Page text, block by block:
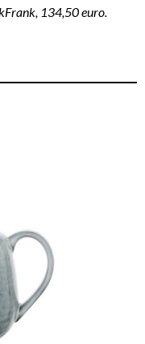
134,50 euro.